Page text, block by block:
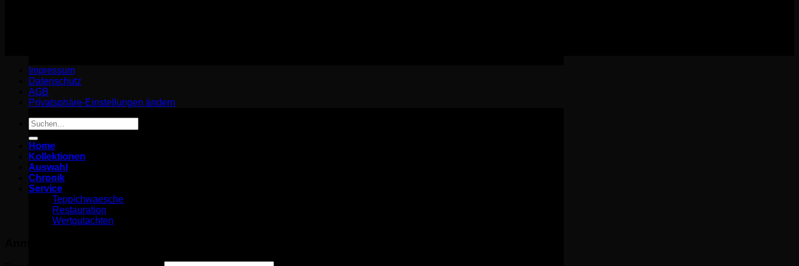
Impressum
Datenschutz
AGB
Privatsphäre-Einstellungen ändern
Suchen
nach:
Home
Kollektionen
Auswahl
Chronik
Service
Teppichwaesche
Restauration
Wertgutachten